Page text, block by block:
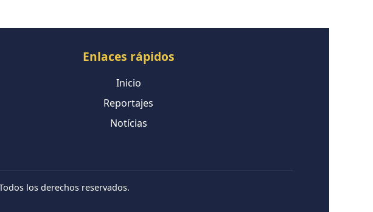
Enlaces rápidos
Inicio
Reportajes
Notícias
los derechos reservados.